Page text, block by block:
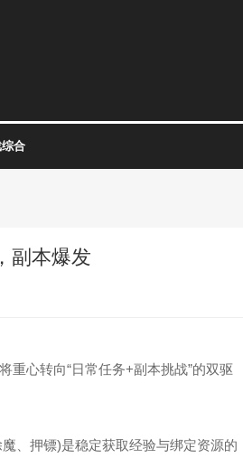
合
副本爆发
心转向“日常任务+副本挑战”的双驱
、押镖)是稳定获取经验与绑定资源的